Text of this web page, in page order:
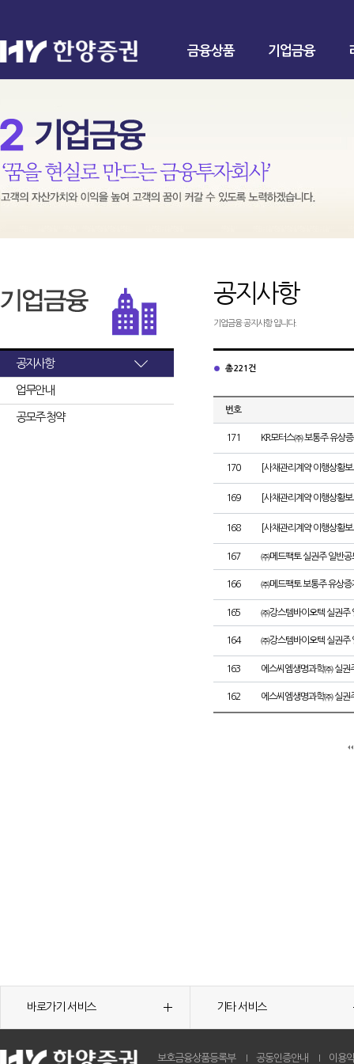
금융상품 기업금융
공지사항
업무안내
공모주 청약
공지사항
기업금융 공지사항 입니다.
총 221건
번호
171 KR모터스㈜ 보통주 유상
170 [사채관리계약 이행상황
169 [사채관리계약 이행상황
168 [사채관리계약 이행상황
167 ㈜메드팩토 실권주 일반공
166 ㈜메드팩토 보통주 유상
165 ㈜강스템바이오텍 실권주
164 ㈜강스템바이오텍 실권주
163 에스씨엠생명과학㈜ 실권
162 에스씨엠생명과학㈜ 실권
바로가기 서비스 기타 서비스
보호금융상품등록부 공동인증안내 이용